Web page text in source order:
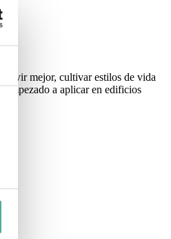
vivir mejor, cultivar estilos de vida
empezado a aplicar en edificios